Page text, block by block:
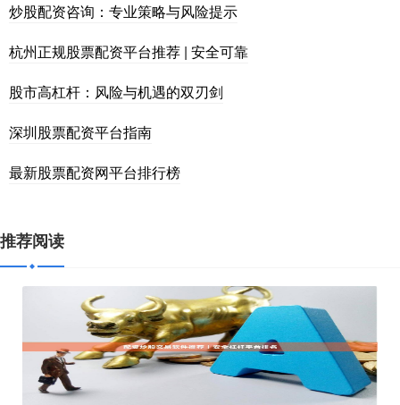
炒股配资咨询：专业策略与风险提示
杭州正规股票配资平台推荐 | 安全可靠
股市高杠杆：风险与机遇的双刃剑
深圳股票配资平台指南
最新股票配资网平台排行榜
推荐阅读